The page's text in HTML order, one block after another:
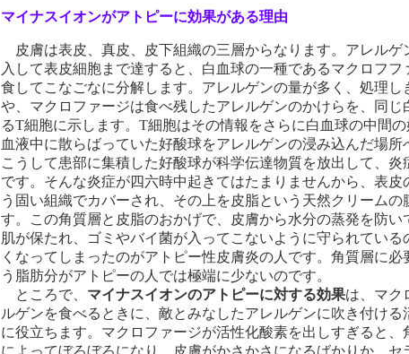
マイナスイオンがアトピーに効果がある理由
皮膚は表皮、真皮、皮下組織の三層からなります。アレルゲ
入して表皮細胞まで達すると、白血球の一種であるマクロフフ
食してこなごなに分解します。アレルゲンの量が多く、処理し
や、マクロファージは食べ残したアレルゲンのかけらを、同じ
るT細胞に示します。T細胞はその情報をさらに白血球の中間の
血液中に散らばっていた好酸球をアレルゲンの浸み込んだ場所
こうして患部に集積した好酸球が科学伝達物質を放出して、炎
です。そんな炎症が四六時中起きてはたまりませんから、表皮
う固い組織でカバーされ、その上を皮脂という天然クリームの
す。この角質層と皮脂のおかげで、皮膚から水分の蒸発を防い
肌が保たれ、ゴミやバイ菌が入ってこないように守られている
くなってしまったのがアトピー性皮膚炎の人です。角質層に必
う脂肪分がアトピーの人では極端に少ないのです。
ところで、 マイナスイオンのアトピーに対する効果は、マク
ルゲンを食べるときに、敵とみなしたアレルゲンに吹き付ける
に役立ちます。マクロファージが活性化酸素を出しすぎると、
によってぼろぼろになり、皮膚がかさかさになるばかりか、セ